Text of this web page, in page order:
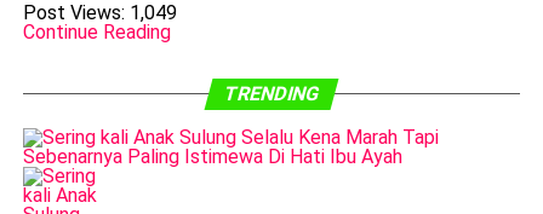
Post Views: 1,049
Continue Reading
TRENDING